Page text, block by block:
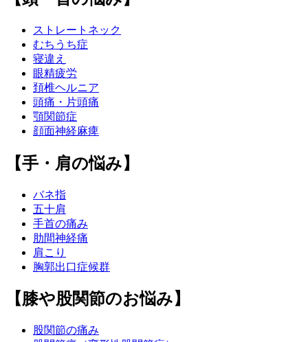
ストレートネック
むちうち症
寝違え
眼精疲労
頚椎ヘルニア
頭痛・片頭痛
顎関節症
顔面神経麻痺
【手・肩の悩み】
バネ指
五十肩
手首の痛み
肋間神経痛
肩こり
胸郭出口症候群
【膝や股関節のお悩み】
股関節の痛み